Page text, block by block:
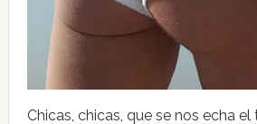
Chicas, chicas, que se nos echa